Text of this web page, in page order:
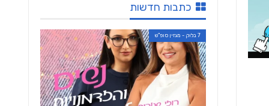
כתבות חדשות
7 בלוק - מגזין סופ"ש